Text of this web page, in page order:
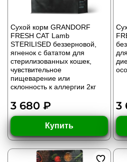
Сухой корм GRANDORF
FRESH CAT Lamb
STERILISED беззерновой,
ягненок с бататом для
стерилизованных кошек,
чувствительное
пищеварение или
склонность к аллергии 2кг
3 680 ₽
Купить
3